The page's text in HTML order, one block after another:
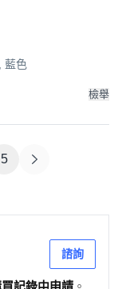
藍色
檢舉
5
諮詢
記錄中申請